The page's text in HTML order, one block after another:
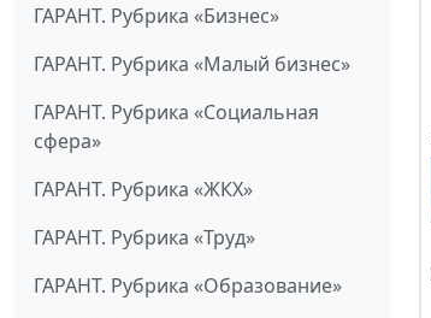
ГАРАНТ. Рубрика «Бизнес»
ГАРАНТ. Рубрика «Малый бизнес»
ГАРАНТ. Рубрика «Социальная
сфера»
ГАРАНТ. Рубрика «ЖКХ»
ГАРАНТ. Рубрика «Труд»
ГАРАНТ. Рубрика «Образование»